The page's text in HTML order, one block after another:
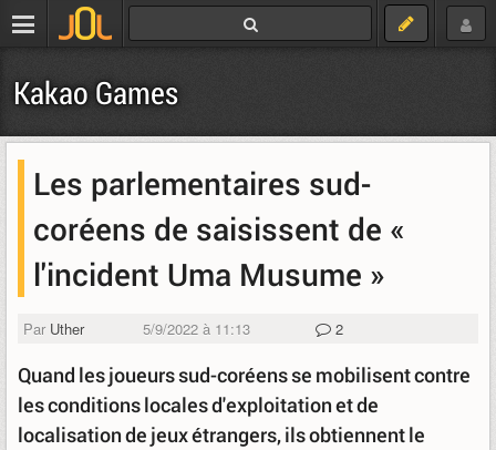
Kakao Games
Les parlementaires sud-
coréens de saisissent de «
l'incident Uma Musume »
Par Uther 5/9/2022 à 11:13 2
Quand les joueurs sud-coréens se mobilisent contre
les conditions locales d'exploitation et de
localisation de jeux étrangers, ils obtiennent le